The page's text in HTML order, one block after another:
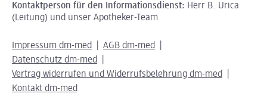
Kontaktperson für den Informationsdienst: Herr B. Urica
(Leitung) und unser Apotheker-Team
Impressum dm-med
AGB dm-med
Datenschutz dm-med
Vertrag widerrufen und Widerrufsbelehrung dm-med
Kontakt dm-med